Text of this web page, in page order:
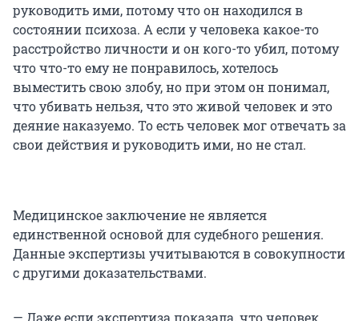
руководить ими, потому что он находился в
состоянии психоза. А если у человека какое-то
расстройство личности и он кого-то убил, потому
что что-то ему не понравилось, хотелось
выместить свою злобу, но при этом он понимал,
что убивать нельзя, что это живой человек и это
деяние наказуемо. То есть человек мог отвечать за
свои действия и руководить ими, но не стал.
Медицинское заключение не является
единственной основой для судебного решения.
Данные экспертизы учитываются в совокупности
с другими доказательствами.
— Даже если экспертиза показала, что человек